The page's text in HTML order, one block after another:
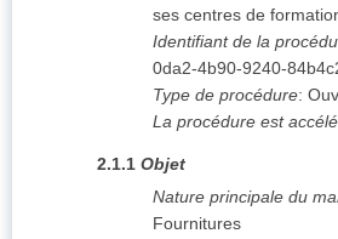
ses centres de
Identifiant de la
0da2-4b90-9240-
Type de procédure:
La procédure est
2.1.1 Objet
Nature principale du
Fournitures